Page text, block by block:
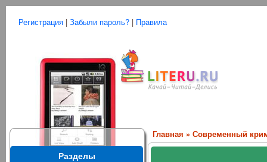
Регистрация | Забыли пароль? | Правила
Разделы
Главная » Современный